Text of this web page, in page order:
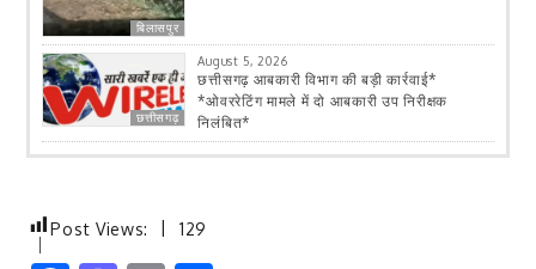
बिलासपुर
छत्तीसगढ़
August 5, 2026
छत्तीसगढ़ आबकारी विभाग की बड़ी कार्रवाई*
*ओवररेटिंग मामले में दो आबकारी उप निरीक्षक
निलंबित*
Post Views: 129